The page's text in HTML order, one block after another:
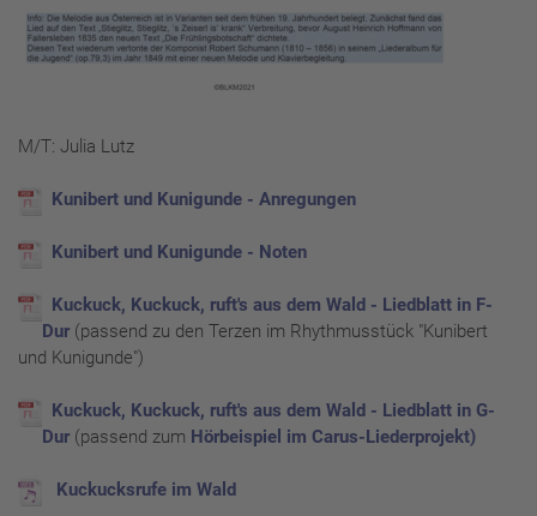
M/T: Julia Lutz
Kunibert und Kunigunde - Anregungen
Kunibert und Kunigunde - Noten
Kuckuck, Kuckuck, ruft's aus dem Wald - Liedblatt in F-
Dur (passend zu den Terzen im Rhythmusstück "Kunibert
und Kunigunde")
Kuckuck, Kuckuck, ruft's aus dem Wald - Liedblatt in G-
Dur (passend zum Hörbeispiel im Carus-Liederprojekt)
Kuckucksrufe im Wald